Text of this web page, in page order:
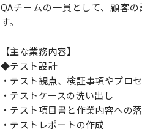
QAチームの一員として、顧客
す。
【主な業務内容】
◆テスト設計
・テスト観点、検証事項やプロ
・テストケースの洗い出し
・テスト項目書と作業内容への
・テストレポートの作成